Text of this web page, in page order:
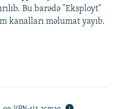
Bu barədə "Eksployt"
kanalları məlumat yayıb.